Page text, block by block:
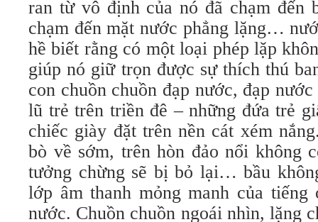
ran từ vô định của nó đã chạm đến
chạm đến mặt nước phẳng lặng…
hề biết rằng có một loại phép lặp
giúp nó giữ trọn được sự thích thú
con chuồn chuồn đạp nước, đạp
lũ trẻ trên triền đê – những đứa trẻ
chiếc giày đặt trên nền cát xém
bò về sớm, trên hòn đảo nổi không
tưởng chừng sẽ bị bỏ lại… bầu
lớp âm thanh mỏng manh của tiếng
nước. Chuồn chuồn ngoái nhìn, lặng